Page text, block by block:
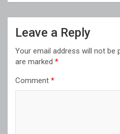
Leave a Reply
Your email address will not be
are marked *
Comment *